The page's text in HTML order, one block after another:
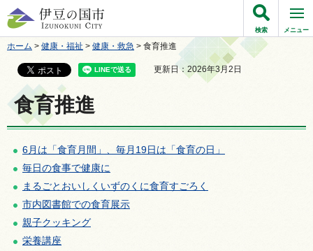
伊豆の国市
検索 メニュー
ホーム > 健康・福祉 > 健康・救急 > 食育推進
更新日：2026年3月2日
食育推進
6月は「食育月間」、毎月19日は「食育の日」
毎日の食事で健康に
まるごとおいしくいずのくに食育すごろく
市内図書館での食育展示
親子クッキング
栄養講座